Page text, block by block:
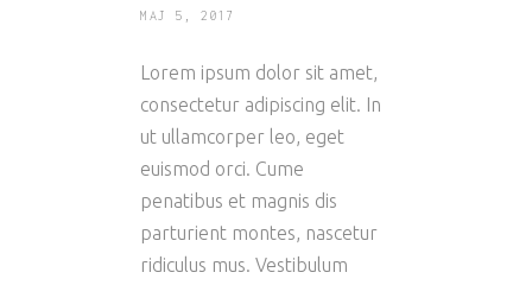
MAJ 5, 2017
Lorem ipsum dolor sit amet,
consectetur adipiscing elit. In
ut ullamcorper leo, eget
euismod orci. Cume
penatibus et magnis dis
parturient montes, nascetur
ridiculus mus. Vestibulum